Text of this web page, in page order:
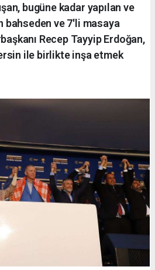
bugüne kadar yapılan ve
bahseden ve 7'li masaya
Recep Tayyip Erdoğan,
ile birlikte inşa etmek